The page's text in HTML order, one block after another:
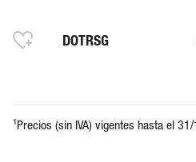
DOTRSG